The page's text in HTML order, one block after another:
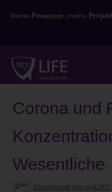
Meine Finanzen , meine
Corona und
Wesentliche
Gesammelt von myLIFE